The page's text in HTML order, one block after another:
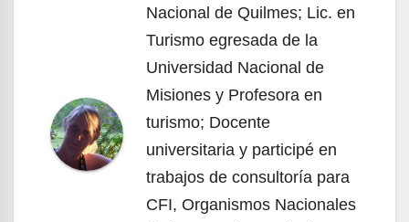
Nacional de Quilmes; Lic. en
Turismo egresada de la
Universidad Nacional de
Misiones y Profesora en
turismo; Docente
universitaria y participé en
trabajos de consultoría para
CFI, Organismos Nacionales